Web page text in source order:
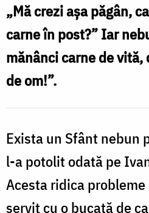
și
vorbim
de
dulce
„Mă crezi așa păgân,
carne în post?” Iar
mănânci carne de vită,
de om!”.
Exista un Sfânt nebun
l-a potolit odată pe
Acesta ridica
servit cu o bucată de